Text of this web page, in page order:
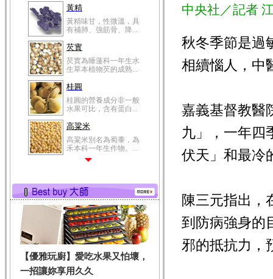
黃精
黃精味甘，性微溫，具
有補肺、強筋骨、降...
芡實
芡實為睡蓮科一年生水
生草本植物芡的成熟...
桂圓
桂圓的營養成分非一般
水果可比，含有蛋白...
高粱米
高粱米別名為蜀黍，為
禾本科一年生作物。...
有蛋白質、脂肪、磷...
鮪魚
鮪魚肚肉中的不飽和脂
肪酸內富含EPA和DH...
韭菜
韭菜所含的膳食纖維能
幫助消化與通便；揮...
【優雅玩廚】愛吃水果又怕壞，
一招讓妳享用久久
中央社／記者
秋冬季節是過
相續惱人，中
嘉義基督教醫
九」，一年四
伏天」和最冷
陳三元指出，
到防病強身的
邪的抵抗力，